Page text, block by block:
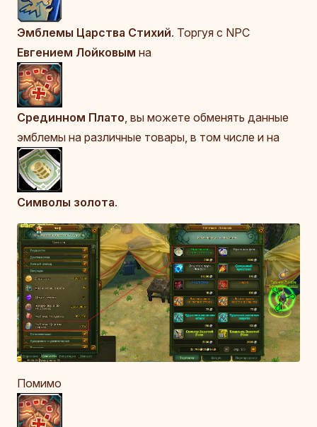
Эмблемы Царства Стихий. Торгуя с NPC
Евгением Лойковым на
Срединном Плато , вы можете обменять данные
эмблемы на различные товары, в том числе и на
Символы золота.
Помимо